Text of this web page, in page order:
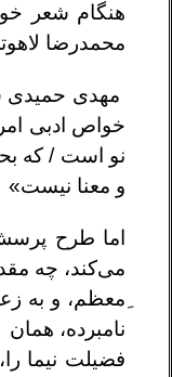
هنگام شعر
محمدرضا لاهوتی،
مهدی حمیدی
خواص ادبی
نو است / که
و معنا نیست»
اما طرح
می‌کند، چه
ِمعظم، و به
نامبرده،
فضیلت نیما